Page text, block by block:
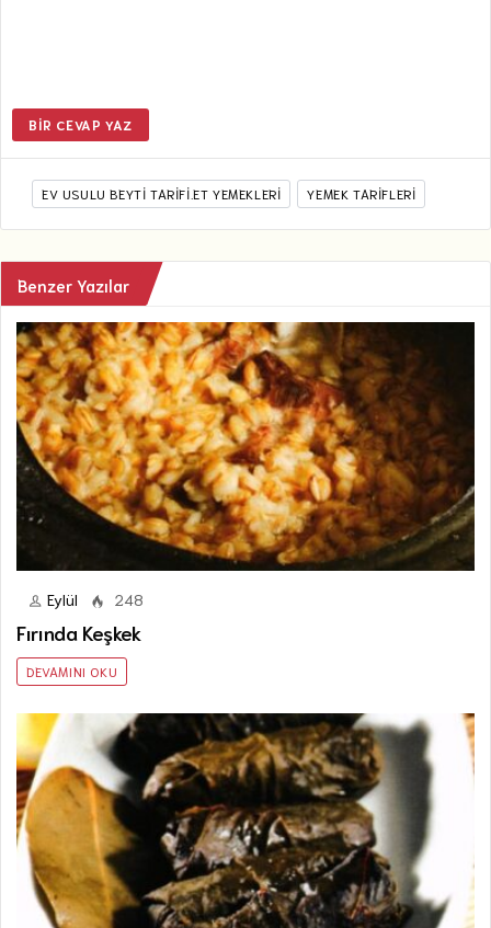
BIR CEVAP YAZ
EV USULU BEYTI TARIFI.ET YEMEKLERİ YEMEK TARIFLERI
Benzer Yazılar
Eylül 248
Fırında Keşkek
DEVAMINI OKU